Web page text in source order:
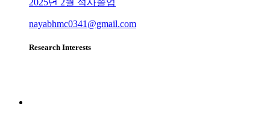
nayabhmc0341@gmail.com
Research Interests